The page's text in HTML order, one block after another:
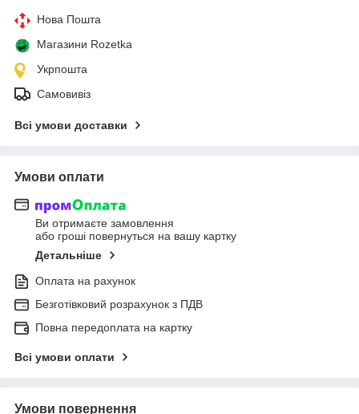
Нова Пошта
Магазини Rozetka
Укрпошта
Самовивіз
Всі умови доставки
Умови оплати
Ви отримаєте замовлення
або гроші повернуться на вашу картку
Детальніше
Оплата на рахунок
Безготівковий розрахунок з ПДВ
Повна передоплата на картку
Всі умови оплати
Умови повернення